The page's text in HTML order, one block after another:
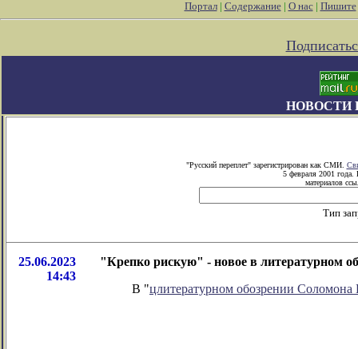
Портал| Содержание| О нас| Пишите
НОВОСТИ
"Русский переплет" зарегистрирован как СМИ.
5 февраля 2001 года.
материалов
Тип
25.06.2023
14:43
"Крепко рискую" - новое в литературном
В "цлитературном обозрении